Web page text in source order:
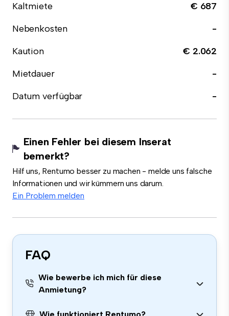
Kaltmiete
€ 687
Nebenkosten
-
Kaution
€ 2.062
Mietdauer
-
Datum verfügbar
-
Einen Fehler bei diesem Inserat
bemerkt?
Hilf uns, Rentumo besser zu machen - melde uns falsche
Informationen und wir kümmern uns darum.
Ein Problem melden
FAQ
Wie bewerbe ich mich für diese
Anmietung?